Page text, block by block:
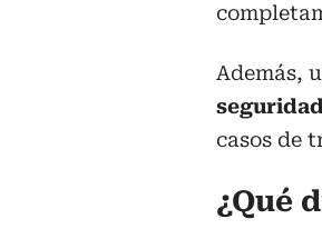
Además,
casos de
¿Qué